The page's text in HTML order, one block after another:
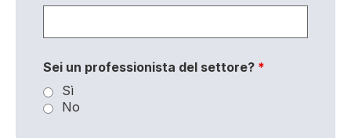
Sei un professionista del settore? *
Sì
No